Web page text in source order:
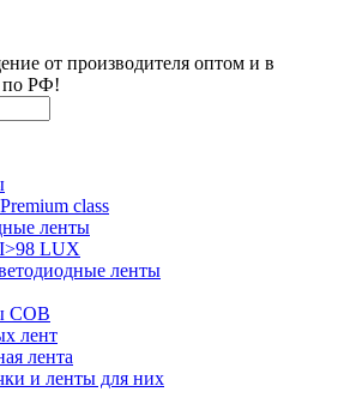
от производителя оптом и в
по РФ!
class
ленты
LUX
ленты
COB
лент
лента
и ленты для них